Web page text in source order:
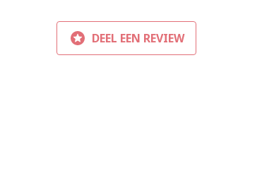
DEEL EEN REVIEW